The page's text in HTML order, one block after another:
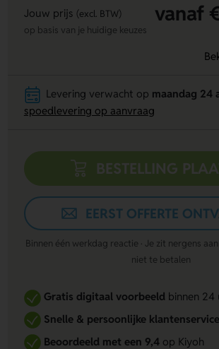
Jouw prijs (excl. BTW) vanaf
op basis van je huidige keuzes
Levering verwacht op maandag 24
spoedlevering op aanvraag
BESTELLING
EERST OFFERTE
Binnen één werkdag reactie · Je zit nergens
niet te betalen
Gratis digitaal voorbeeld binnen 24
Snelle & persoonlijke klantenservice
Beoordeeld met een 9,4op Kiyoh